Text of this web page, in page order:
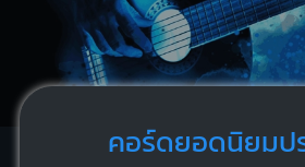
คอร์ดยอดนิยมป